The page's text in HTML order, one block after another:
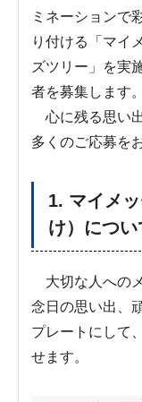
ミネーションで
り付ける「マイ
ズツリー」を実
者を募集します。
心に残る思い
多くのご応募を
1. マイメ
け）につい
大切な人への
念日の思い出、
プレートにして
せます。